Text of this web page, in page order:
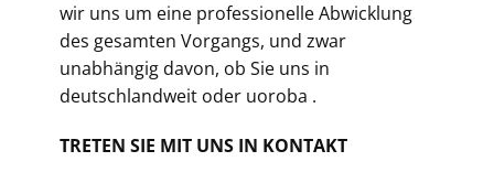
wir uns um eine professionelle Abwicklung
des gesamten Vorgangs, und zwar
unabhängig davon, ob Sie uns in
deutschlandweit oder uoroba .
TRETEN SIE MIT UNS IN KONTAKT